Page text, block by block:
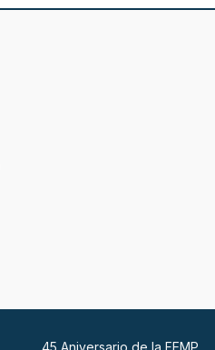
45 Aniversario de la FEMP